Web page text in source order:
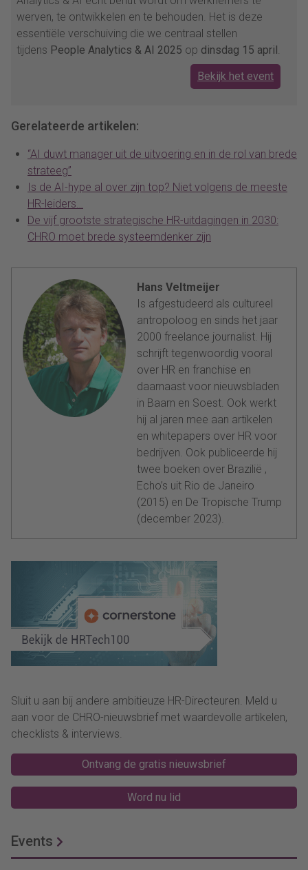
werven, te ontwikkelen en te behouden. Het is deze
essentiële verschuiving die we centraal stellen
tijdens People Analytics & AI 2025 op dinsdag 15 april.
Bekijk het event
Gerelateerde artikelen:
“AI duwt manager uit de uitvoering en in de rol van brede
strateeg”
Is de AI-hype al over zijn top? Niet volgens de meeste
HR-leiders…
De vijf grootste strategische HR-uitdagingen in 2030:
CHRO moet brede systeemdenker zijn
Hans Veltmeijer
Is afgestudeerd als cultureel
antropoloog en sinds het jaar
2000 freelance journalist. Hij
schrijft tegenwoordig vooral
over HR en franchise en
daarnaast voor nieuwsbladen
in Baarn en Soest. Ook werkt
hij al jaren mee aan artikelen
en whitepapers over HR voor
bedrijven. Ook publiceerde hij
twee boeken over Brazilië ,
Echo’s uit Rio de Janeiro
(2015) en De Tropische Trump
(december 2023).
Sluit u aan bij andere ambitieuze HR-Directeuren. Meld u
aan voor de CHRO-nieuwsbrief met waardevolle artikelen,
checklists & interviews.
Ontvang de gratis nieuwsbrief
Word nu lid
Events